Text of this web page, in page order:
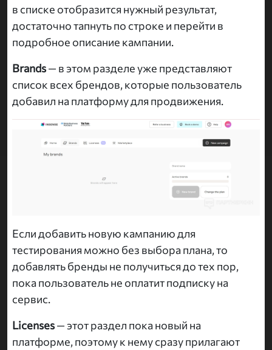
в списке отобразится нужный результат,
достаточно тапнуть по строке и перейти в
подробное описание кампании.
Brands— в этом разделе уже представляют
список всех брендов, которые пользователь
добавил на платформу для продвижения.
Если добавить новую кампанию для
тестирования можно без выбора плана, то
добавлять бренды не получиться до тех пор,
пока пользователь не оплатит подписку на
сервис.
Licenses— этот раздел пока новый на
платформе, поэтому к нему сразу прилагают